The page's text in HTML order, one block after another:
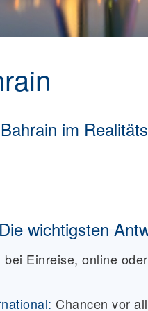
im
wichtigsten
bei Einreise, online
Chancen vor